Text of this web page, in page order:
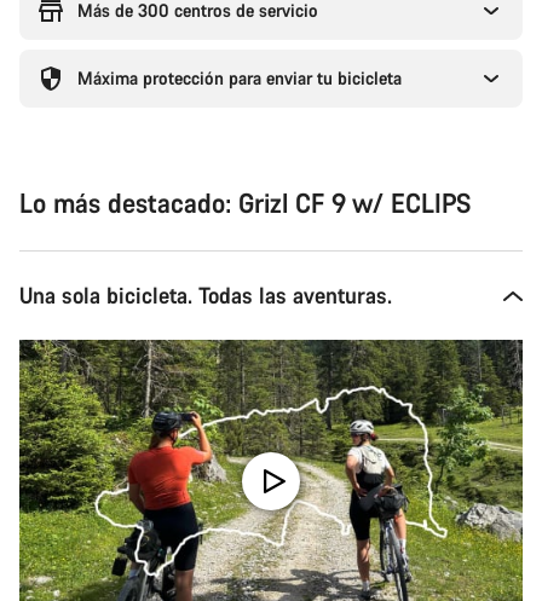
Más de 300 centros de servicio
Máxima protección para enviar tu bicicleta
Lo más destacado: Grizl CF 9 w/ ECLIPS
Una sola bicicleta. Todas las aventuras.